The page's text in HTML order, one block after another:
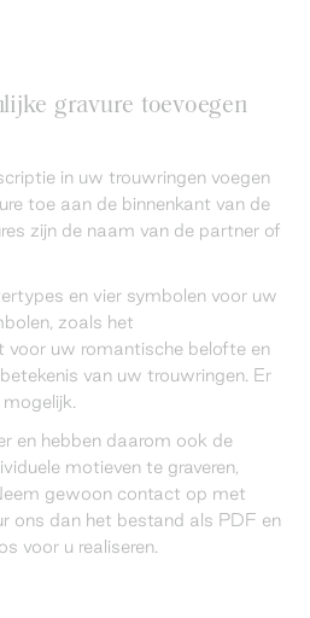
gravure toevoegen
in uw trouwringen voegen
toe aan de binnenkant van de
zijn de naam van de partner of
en vier symbolen voor uw
zoals het
voor uw romantische belofte en
van uw trouwringen. Er
en hebben daarom ook de
motieven te graveren,
gewoon contact op met
ons dan het bestand als PDF en
voor u realiseren.